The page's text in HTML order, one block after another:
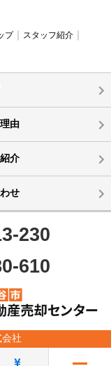
プ
スタッフ紹介
由
介
せ
230
610
社